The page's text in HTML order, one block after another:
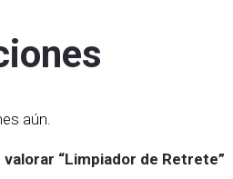
aún.
“Limpiador de Retrete”